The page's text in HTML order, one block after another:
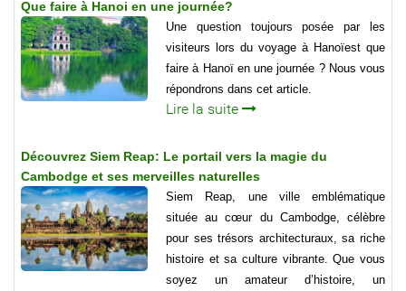
Que faire à Hanoi en une journée?
Une question toujours posée par les
visiteurs lors du voyage à Hanoïest que
faire à Hanoï en une journée ? Nous vous
répondrons dans cet article.
Lire la suite
Découvrez Siem Reap: Le portail vers la magie du
Cambodge et ses merveilles naturelles
Siem Reap, une ville emblématique
située au cœur du Cambodge, célèbre
pour ses trésors architecturaux, sa riche
histoire et sa culture vibrante. Que vous
soyez un amateur d’histoire, un